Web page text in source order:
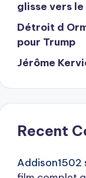
glisse vers
Détroit d
pour Trump
Jérôme
Recent
Addison1502